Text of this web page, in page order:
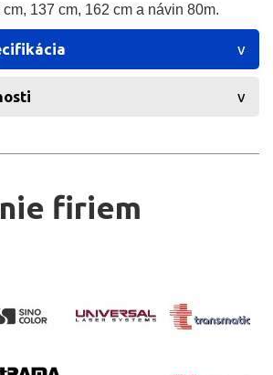
137 cm, 162 cm a návin 80m.
firiem